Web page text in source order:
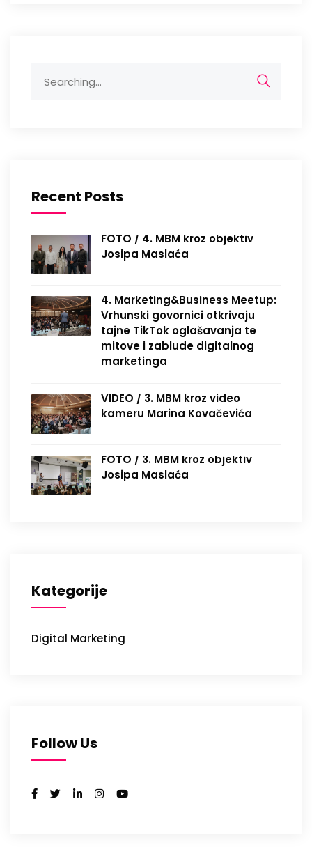
for:
Recent Posts
FOTO / 4. MBM kroz objektiv
Josipa Maslaća
4. Marketing&Business Meetup:
Vrhunski govornici otkrivaju
tajne TikTok oglašavanja te
mitove i zablude digitalnog
marketinga
VIDEO / 3. MBM kroz video
kameru Marina Kovačevića
FOTO / 3. MBM kroz objektiv
Josipa Maslaća
Kategorije
Digital Marketing
Follow Us